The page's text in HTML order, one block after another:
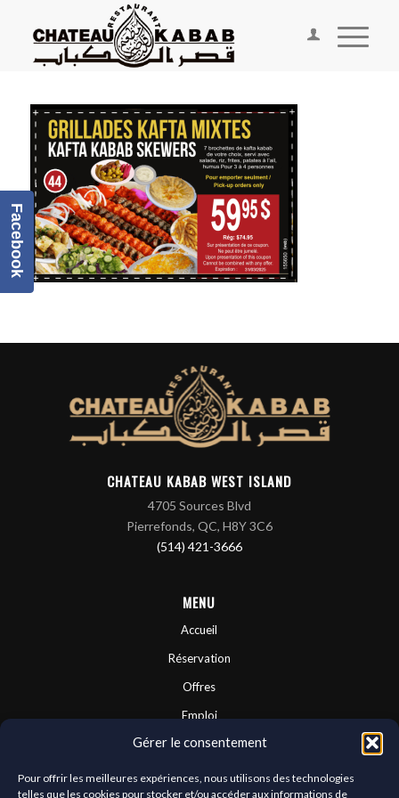
Gérer le consentement
Pour offrir les meilleures expériences, nous utilisons des technologies
telles que les cookies pour stocker et/ou accéder aux informations de
CHATEAU KABAB WEST ISLAND
4705 Sources Blvd
Pierrefonds, QC, H8Y 3C6
(514) 421-3666
MENU
Accueil
Réservation
Offres
Emploi
Contactez-nous
Facebook